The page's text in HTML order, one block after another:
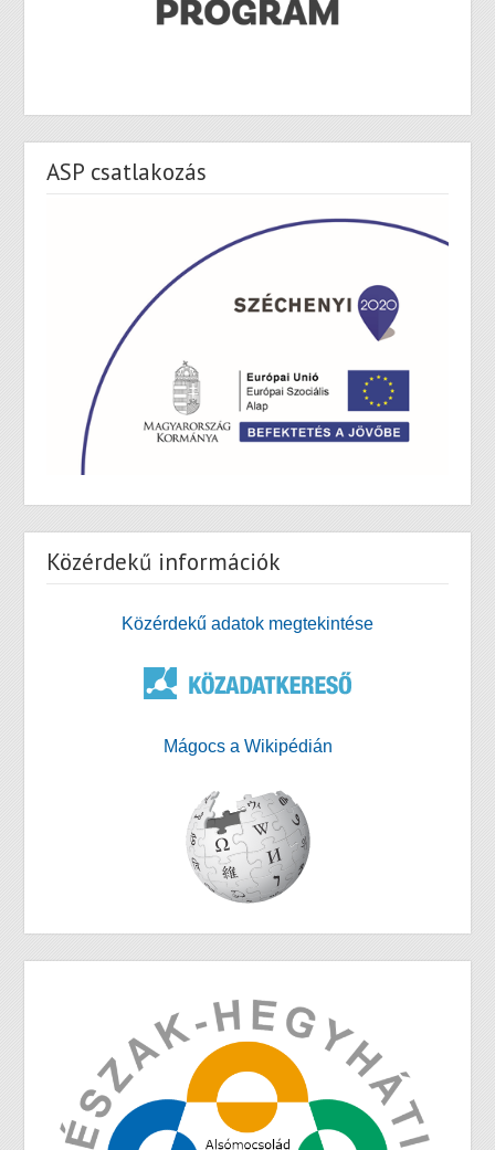
ASP csatlakozás
Közérdekű információk
Közérdekű adatok megtekintése
Mágocs a Wikipédián